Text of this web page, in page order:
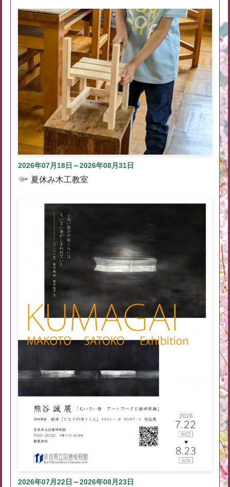
2026年07月18日～2026年08月31日
夏休み木工教室
2026年07月22日～2026年08月23日